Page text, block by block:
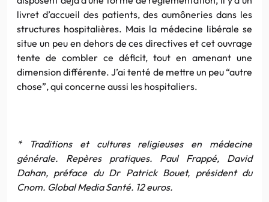
livret d’accueil des patients, des aumôneries dans les
structures hospitalières. Mais la médecine libérale se
situe un peu en dehors de ces directives et cet ouvrage
tente de combler ce déficit, tout en amenant une
dimension différente. J’ai tenté de mettre un peu “autre
chose”, qui concerne aussi les hospitaliers.
* Traditions et cultures religieuses en médecine
générale. Repères pratiques. Paul Frappé, David
Dahan, préface du Dr Patrick Bouet, président du
Cnom. Global Media Santé. 12 euros.